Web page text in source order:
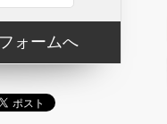
ォームへ